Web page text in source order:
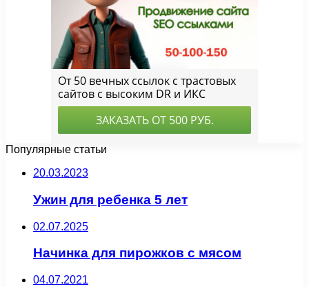
Популярные статьи
20.03.2023
Ужин для ребенка 5 лет
02.07.2025
Начинка для пирожков с мясом
04.07.2021